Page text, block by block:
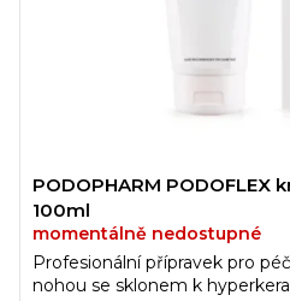
PODOPHARM PODOFLEX
100ml
momentálně nedostupné
Profesionální přípravek pro
nohou se sklonem k